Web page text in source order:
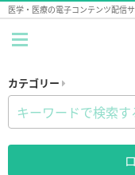
医学・医療の電子コンテンツ配信
カテゴリー